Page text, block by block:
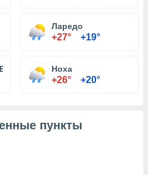
Ларедо
+27° +19°
Ноха
+26° +20°
пункты